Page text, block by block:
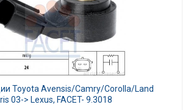
Toyota Avensis/Camry/Corolla/Land
03-> Lexus, FACET- 9.3018